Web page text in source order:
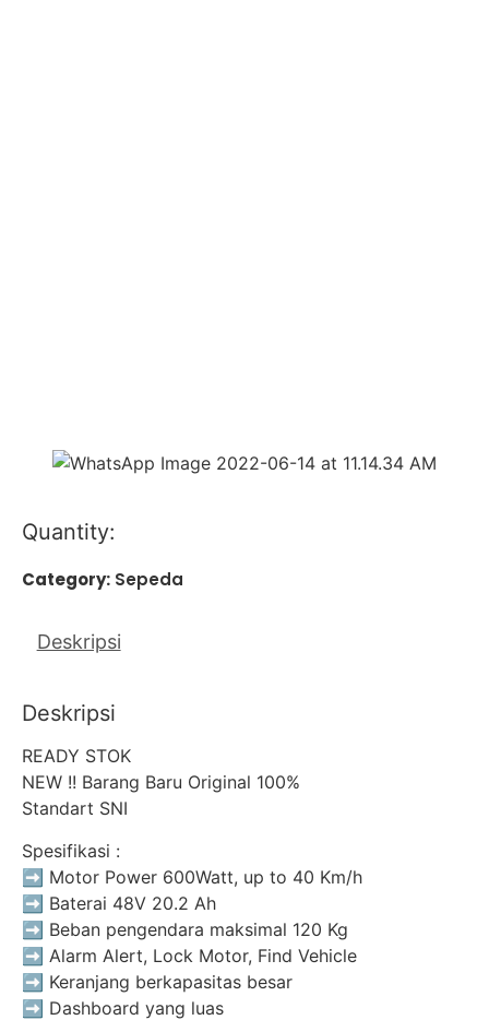
Quantity:
Category: Sepeda
Deskripsi
Deskripsi
READY STOK
NEW !! Barang Baru Original 100%
Standart SNI
Spesifikasi :
➡️ Motor Power 600Watt, up to 40 Km/h
➡️ Baterai 48V 20.2 Ah
➡️ Beban pengendara maksimal 120 Kg
➡️ Alarm Alert, Lock Motor, Find Vehicle
➡️ Keranjang berkapasitas besar
➡️ Dashboard yang luas